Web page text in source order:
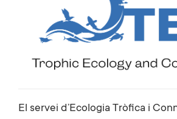
El servei d’Ecologia Tròfica i